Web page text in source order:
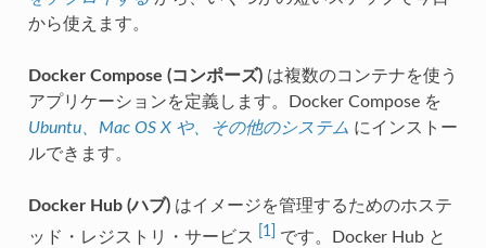
から使えます。
Docker Compose (コンポーズ)は複数のコンテナを使う
アプリケーションを定義します。Docker Compose を
Ubuntu、Mac OS X や、その他のシステム にインストー
ルできます。
Docker Hub (ハブ)はイメージを管理するためのホステ
ッド・レジストリ・サービス
[1] です。Docker Hub と